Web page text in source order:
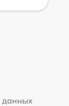
данных